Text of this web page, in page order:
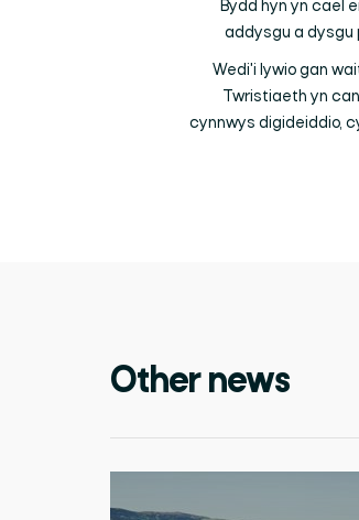
Bydd hyn yn cael
addysgu a dysgu
Wedi'i lywio gan
Twristiaeth yn
cynnwys digideiddio,
Other news